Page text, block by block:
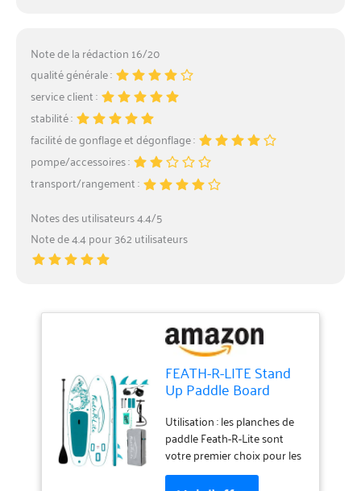
Note de la rédaction 16/20
qualité générale :
service client :
stabilité :
facilité de gonflage et dégonflage :
pompe/accessoires :
transport/rangement :
Notes des utilisateurs 4.4/5
Note de 4.4 pour 362 utilisateurs
FEATH-R-LITE Stand
Up Paddle Board
Gonflable Sup avec
Accessoires de
Paddleboard,
Planches de Paddle
multifonctionnelles
Utilisation : les planches de
paddle Feath-R-Lite sont
votre premier choix pour les
sports nautiques. Les